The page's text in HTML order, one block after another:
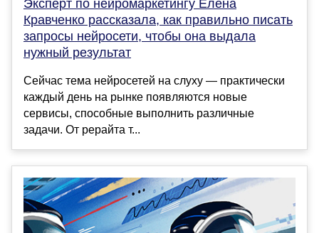
Эксперт по нейромаркетингу Елена
Кравченко рассказала, как правильно писать
запросы нейросети, чтобы она выдала
нужный результат
Сейчас тема нейросетей на слуху — практически
каждый день на рынке появляются новые
сервисы, способные выполнить различные
задачи. От рерайта т...